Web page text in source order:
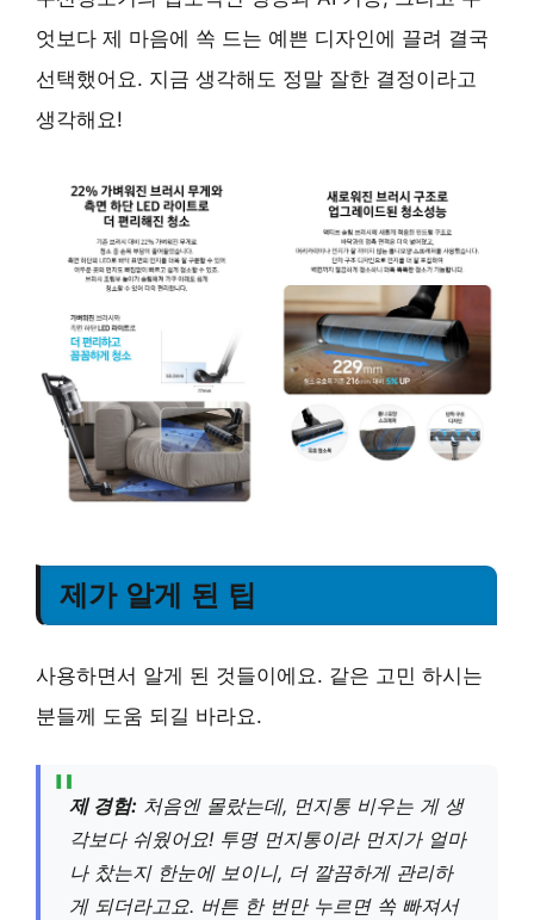
엇보다 제 마음에 쏙 드는 예쁜 디자인에 끌려 결국
선택했어요. 지금 생각해도 정말 잘한 결정이라고
생각해요!
제가 알게 된 팁
사용하면서 알게 된 것들이에요. 같은 고민 하시는
분들께 도움 되길 바라요.
제 경험: 처음엔 몰랐는데, 먼지통 비우는 게 생
각보다 쉬웠어요! 투명 먼지통이라 먼지가 얼마
나 찼는지 한눈에 보이니, 더 깔끔하게 관리하
게 되더라고요. 버튼 한 번만 누르면 쏙 빠져서